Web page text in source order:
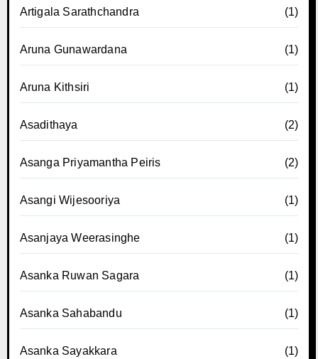
Artigala Sarathchandra (1)
Aruna Gunawardana (1)
Aruna Kithsiri (1)
Asadithaya (2)
Asanga Priyamantha Peiris (2)
Asangi Wijesooriya (1)
Asanjaya Weerasinghe (1)
Asanka Ruwan Sagara (1)
Asanka Sahabandu (1)
Asanka Sayakkara (1)